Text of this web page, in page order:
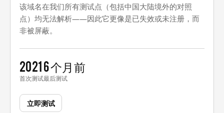
该域名在我们所有测试点（包括中国大陆境外的对照
点）均无法解析——因此它更像是已失效或未注册，而
非被屏蔽。
2021
首次测试
6 个月前
最后测试
立即测试